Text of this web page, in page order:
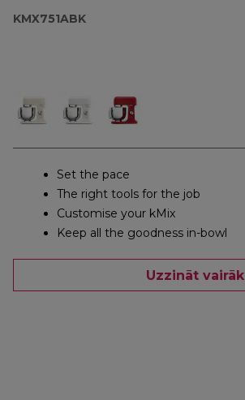
KMX751ABK
Set the pace
The right tools for the job
Customise your kMix
Keep all the goodness in-bowl
Uzzināt vairāk